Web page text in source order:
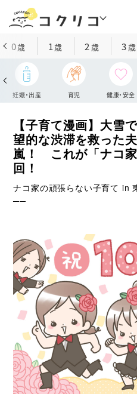
0歳 1歳 2 歳 3歳
妊娠・出産 育児 健康・安全
【子育て漫画】大
望的な渋滞を救った
嵐！ これが「ナコ
回！
ナコ家の頑張らない子育て
──